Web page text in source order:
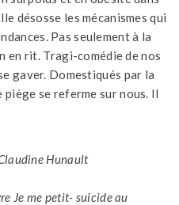
désosse les mécanismes qui
Pas seulement à la
en rit. Tragi-comédie de nos
gaver. Domestiqués par la
se referme sur nous. Il
Hunault
Je me petit- suicide au